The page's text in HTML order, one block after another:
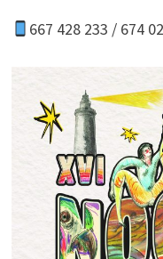
667 428 233 / 674